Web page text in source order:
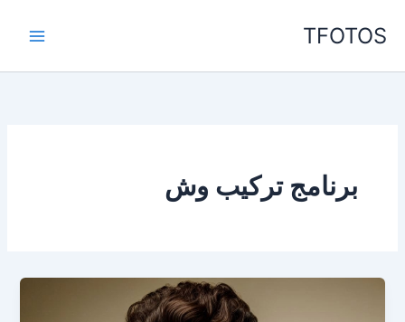
TFOTOS
برنامج تركيب وش